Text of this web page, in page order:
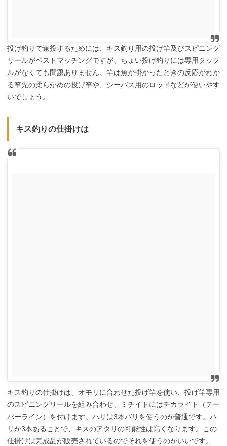
投げ釣りで遠投するためには、キス釣り用の投げ竿及びスピニング
リールがベストマッチングですが、ちょい投げ釣りには専用タック
ルがなくても問題ありません。竿は魚が掛かったときの反応がわか
る竿先の柔らかめの投げ竿や、シーバス用のロッドなどが使いやす
いでしょう。
キス釣りの仕掛けは
キス釣りの仕掛けは、オモリに合わせた投げ竿を使い、投げ竿専用
のスピニングリールを組み合わせ、ミチイトにはチカライト（テー
パーライン）を付けます。ハリは3本バリを使うのが普通です。ハ
リが3本あることで、キスのアタリの可能性は高くなります。この
仕掛けは完成品が販売されているのでそれを使うのがいいです。